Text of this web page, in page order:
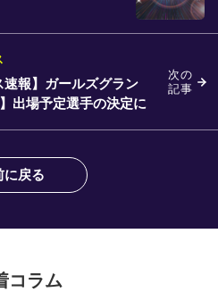
次の
記事
速報】ガールズグラン
出場予定選手の決定に
に戻る
コラム